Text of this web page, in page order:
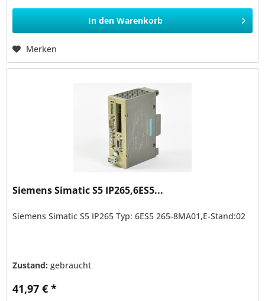
In den Warenkorb
Merken
Siemens Simatic S5 IP265,6ES5...
Siemens Simatic S5 IP265 Typ: 6ES5 265-8MA01,E-Stand:02
Zustand:gebraucht
41,97 € *